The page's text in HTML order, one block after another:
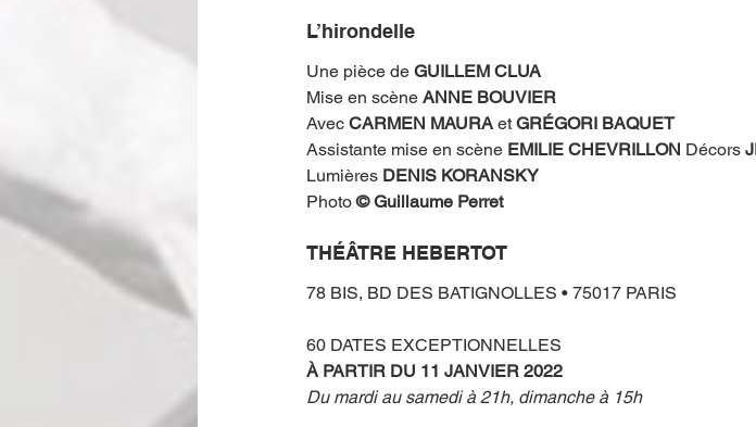
L’hirondelle
Une pièce de GUILLEM CLUA
Mise en scène ANNE BOUVIER
Avec CARMEN MAURA et GRÉGORI BAQUET
Assistante mise en scène EMILIE CHEVRILLON Décors
Lumières DENIS KORANSKY
Photo © Guillaume Perret
THÉÂTRE HEBERTOT
78 BIS, BD DES BATIGNOLLES • 75017 PARIS
60 DATES EXCEPTIONNELLES
À PARTIR DU 11 JANVIER 2022
Du mardi au samedi à 21h, dimanche à 15h